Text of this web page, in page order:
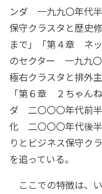
ンダ 一九九〇年代
保守クラスタと歴史
まで」「第４章 ネ
のセクター 一九九
極右クラスタと排外
「第６章 ２ちゃん
ダ 二〇〇〇年代前
化 二〇〇〇年代後
りとビジネス保守ク
を追っている。
ここでの特徴は、